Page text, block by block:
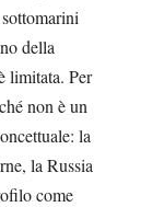
della
limitata. Per
non è un
la
la Russia
come